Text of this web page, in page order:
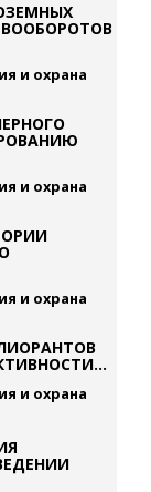
и охрана
и охрана
и охрана
и охрана